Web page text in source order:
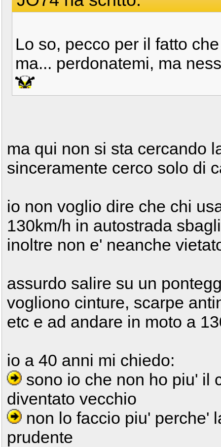
Lo so, pecco per il fatto
ma... perdonatemi, ma
ma qui non si sta cercando
sinceramente cerco solo di
io non voglio dire che chi
130km/h in autostrada
inoltre non e' neanche
assurdo salire su un
vogliono cinture, scarpe
etc e ad andare in moto a
io a 40 anni mi chiedo:
sono io che non ho piu' il
diventato vecchio
non lo faccio piu' perche'
prudente